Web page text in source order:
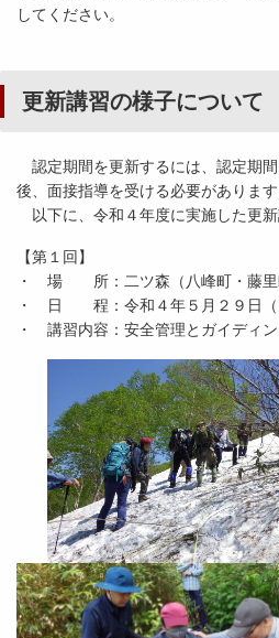
してください。
更新講習の様子について
認定期間を更新するには、認定期
後、面接指導を受ける必要があります
以下に、令和４年度に実施した更新
【第１回】
・ 場 所：二ツ森（八峰町・藤里
・ 日 程：令和４年５月２９日（
・ 講習内容：安全管理とガイディ